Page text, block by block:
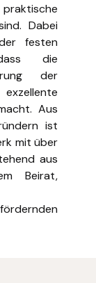
Dabei
festen
die
der
Aus
ist
mit über
aus
Beirat,